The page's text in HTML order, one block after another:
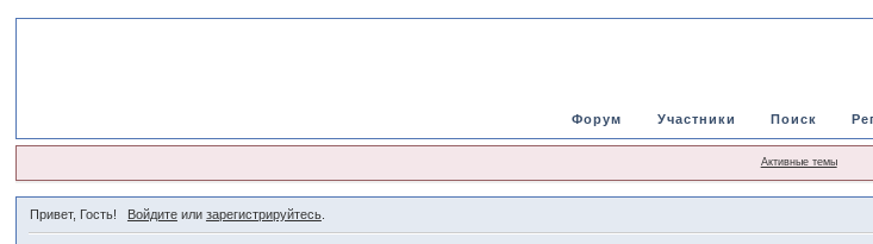
Форум Участники Поиск
Активные темы
Привет, Гость! Войдитеили зарегистрируйтесь.